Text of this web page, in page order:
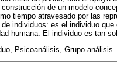
de un modelo
tiempo atravesado por las
individuos: es el individuo
humana. El individuo es tan
Psicoanálisis, Grupo-análisis.